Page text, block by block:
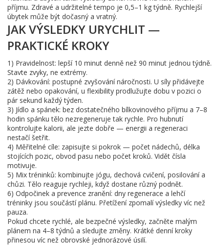
příjmu. Zdravé a udržitelné tempo je 0,5–1 kg týdně. Rychlejší
úbytek může být dočasný a vratný.
JAK VÝSLEDKY URYCHLIT —
PRAKTICKÉ KROKY
1) Pravidelnost: lepší 10 minut denně než 90 minut jednou týdně.
Stavte zvyky, ne extrémy.
2) Dávkování: postupné zvyšování náročnosti. U síly přidávejte
zátěž nebo opakování, u flexibility prodlužujte dobu v pozici o
pár sekund každý týden.
3) Jídlo a spánek: bez dostatečného bílkovinového příjmu a 7–8
hodin spánku tělo nezregeneruje tak rychle. Pro hubnutí
kontrolujte kalorii, ale jezte dobře — energii a regeneraci
nestačí šetřit.
4) Měřitelné cíle: zapisujte si pokrok — počet nádechů, délka
stojících pozic, obvod pasu nebo počet kroků. Vidět čísla
motivuje.
5) Mix tréninků: kombinujte jógu, dechová cvičení, posilování a
chůzi. Tělo reaguje rychleji, když dostane různý podnět.
6) Odpočinek a prevence zranění: dny regenerace a lehčí
tréninky jsou součástí plánu. Přetížení zpomalí výsledky víc než
pauza.
Pokud chcete rychlé, ale bezpečné výsledky, začněte malým
plánem na 4–8 týdnů a sledujte změny. Krátké denní kroky
přinesou víc než obrovské jednorázové úsilí.